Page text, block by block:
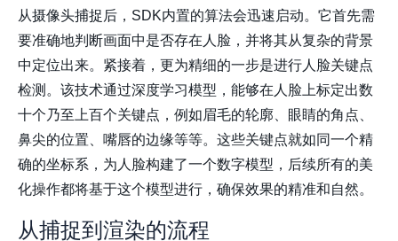
从摄像头捕捉后，SDK内置的算法会迅速启动。它首先需
要准确地判断画面中是否存在人脸，并将其从复杂的背景
中定位出来。紧接着，更为精细的一步是进行人脸关键点
检测。该技术通过深度学习模型，能够在人脸上标定出数
十个乃至上百个关键点，例如眉毛的轮廓、眼睛的角点、
鼻尖的位置、嘴唇的边缘等等。这些关键点就如同一个精
确的坐标系，为人脸构建了一个数字模型，后续所有的美
化操作都将基于这个模型进行，确保效果的精准和自然。
从捕捉到渲染的流程